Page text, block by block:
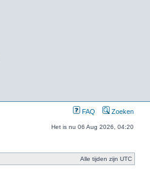
FAQ Zoeken
Het is nu 06 Aug 2026, 04:20
Alle tijden zijn UTC